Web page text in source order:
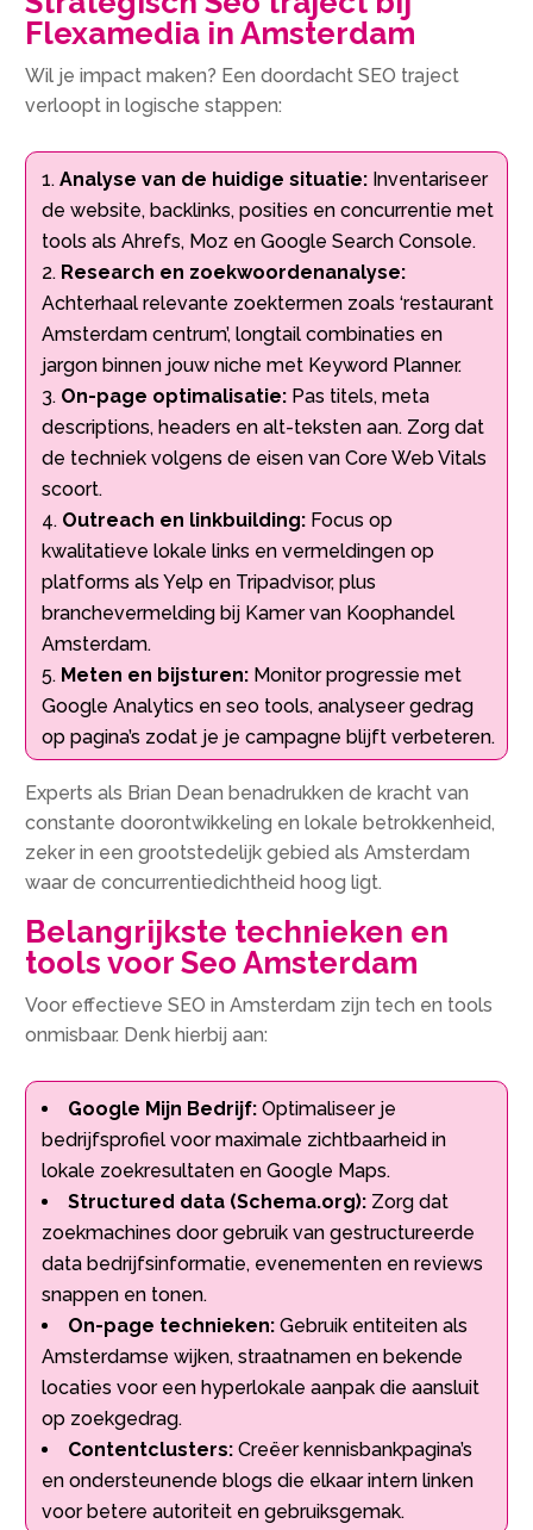
Flexamedia in Amsterdam
Wil je impact maken? Een doordacht SEO traject
verloopt in logische stappen:
Analyse van de huidige situatie: Inventariseer
de website, backlinks, posities en concurrentie met
tools als Ahrefs, Moz en Google Search Console.
Research en zoekwoordenanalyse:
Achterhaal relevante zoektermen zoals ‘restaurant
Amsterdam centrum’, longtail combinaties en
jargon binnen jouw niche met Keyword Planner.
On-page optimalisatie: Pas titels, meta
descriptions, headers en alt-teksten aan. Zorg dat
de techniek volgens de eisen van Core Web Vitals
scoort.
Outreach en linkbuilding: Focus op
kwalitatieve lokale links en vermeldingen op
platforms als Yelp en Tripadvisor, plus
branchevermelding bij Kamer van Koophandel
Amsterdam.
Meten en bijsturen: Monitor progressie met
Google Analytics en seo tools, analyseer gedrag
op pagina’s zodat je je campagne blijft verbeteren.
Experts als Brian Dean benadrukken de kracht van
constante doorontwikkeling en lokale betrokkenheid,
zeker in een grootstedelijk gebied als Amsterdam
waar de concurrentiedichtheid hoog ligt.
Belangrijkste technieken en
tools voor Seo Amsterdam
Voor effectieve SEO in Amsterdam zijn tech en tools
onmisbaar. Denk hierbij aan:
Google Mijn Bedrijf: Optimaliseer je
bedrijfsprofiel voor maximale zichtbaarheid in
lokale zoekresultaten en Google Maps.
Structured data (Schema.org): Zorg dat
zoekmachines door gebruik van gestructureerde
data bedrijfsinformatie, evenementen en reviews
snappen en tonen.
On-page technieken: Gebruik entiteiten als
Amsterdamse wijken, straatnamen en bekende
locaties voor een hyperlokale aanpak die aansluit
op zoekgedrag.
Contentclusters: Creëer kennisbankpagina’s
en ondersteunende blogs die elkaar intern linken
voor betere autoriteit en gebruiksgemak.